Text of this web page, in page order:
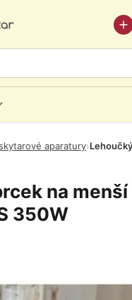
aparatury›
na menší
350W